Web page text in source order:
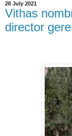
28 July 2021
Vithas
director